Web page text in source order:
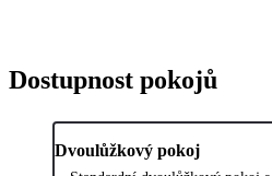
Dostupnost pokojů
Dvoulůžkový pokoj